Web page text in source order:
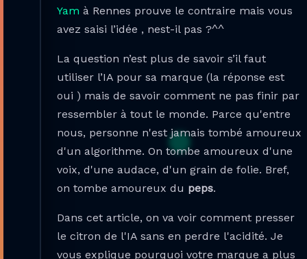
Yam à Rennes prouve le contraire mais vous
avez saisi l’idée , nest-il pas ?^^
La question n’est plus de savoir s’il faut
utiliser l’IA pour sa marque (la réponse est
oui ) mais de savoir comment ne pas finir par
ressembler à tout le monde. Parce qu'entre
nous, personne n'est jamais tombé amoureux
d'un algorithme. On tombe amoureux d'une
voix, d'une audace, d'un grain de folie. Bref,
on tombe amoureux du peps.
Dans cet article, on va voir comment presser
le citron de l'IA sans en perdre l'acidité. Je
vous explique pourquoi votre marque a plus